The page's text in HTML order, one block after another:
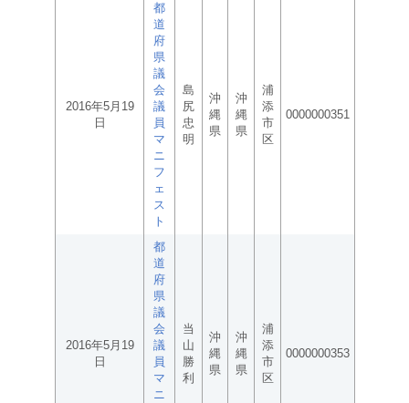
2016年5月19
日
都
道
府
県
議
会
議
員
マ
ニ
フ
ェ
ス
ト
島
尻
忠
明
沖
縄
県
沖
縄
県
浦
添
市
区
0000000351
2016年5月19
日
都
道
府
県
議
会
議
員
マ
ニ
当
山
勝
利
沖
縄
県
沖
縄
県
浦
添
市
区
0000000353